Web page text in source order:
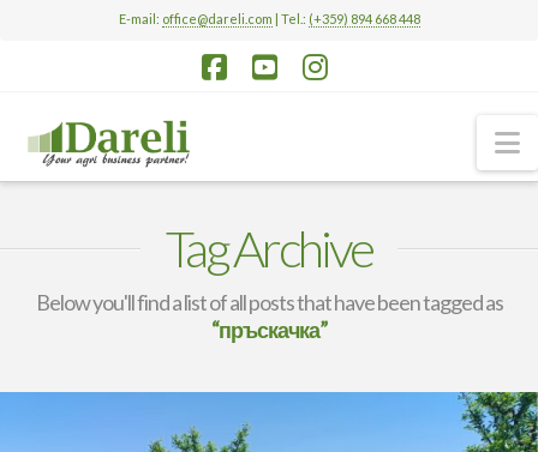
E-mail: office@dareli.com | Tel.: (+359) 894 668 448
Tag Archive
Below you'll find a list of all posts that have been tagged as
“пръскачка”